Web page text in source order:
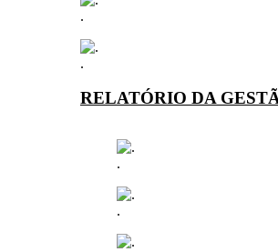
.
.
RELATÓRIO DA
.
.